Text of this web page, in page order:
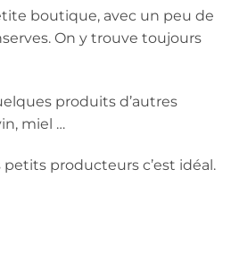
boutique, avec un peu de
On y trouve toujours
produits d’autres
miel …
producteurs c’est idéal.